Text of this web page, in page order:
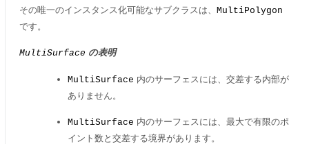
その唯一のインスタンス化可能なサブクラスは、 MultiPolygon
です。
MultiSurface の表明
MultiSurface 内のサーフェスには、交差する内部が
ありません。
MultiSurface 内のサーフェスには、最大で有限のポ
イント数と交差する境界があります。